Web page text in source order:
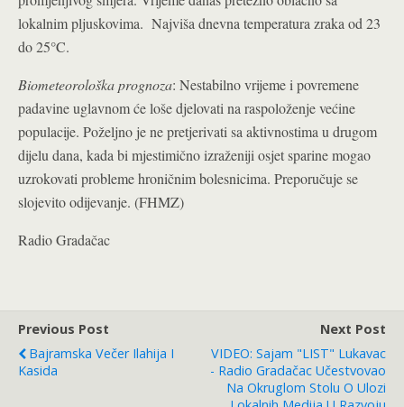
lokalnim pljuskovima. Najviša dnevna temperatura zraka od 23
do 25°C.
Biometeorološka prognoza: Nestabilno vrijeme i povremene
padavine uglavnom će loše djelovati na raspoloženje većine
populacije. Poželjno je ne pretjerivati sa aktivnostima u drugom
dijelu dana, kada bi mjestimično izraženiji osjet sparine mogao
uzrokovati probleme hroničnim bolesnicima. Preporučuje se
slojevito odijevanje. (FHMZ)
Radio Gradačac
Previous Post
Bajramska Večer Ilahija I
Kasida
Next Post
VIDEO: Sajam "LIST" Lukavac
- Radio Gradačac Učestvovao
Na Okruglom Stolu O Ulozi